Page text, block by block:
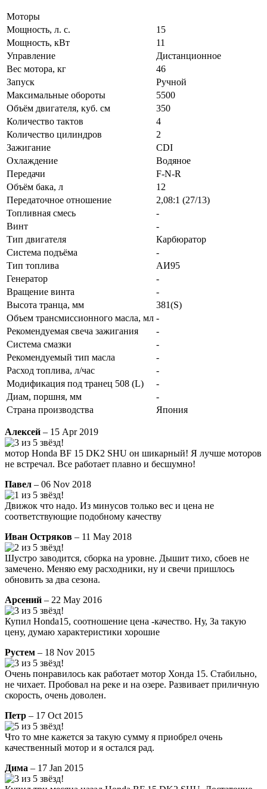
Моторы
Мощность, л. с.
15
Мощность, кВт
11
Управление
Дистанционное
Вес мотора, кг
46
Запуск
Ручной
Максимальные обороты
5500
Объём двигателя, куб. см
350
Количество тактов
4
Количество цилиндров
2
Зажигание
CDI
Охлаждение
Водяное
Передачи
F-N-R
Объём бака, л
12
Передаточное отношение
2,08:1 (27/13)
Топливная смесь
-
Винт
-
Тип двигателя
Карбюратор
Система подъёма
-
Тип топлива
АИ95
Генератор
-
Вращение винта
-
Высота транца, мм
381(S)
Объем трансмиссионного масла, мл -
Рекомендуемая свеча зажигания
-
Система смазки
-
Рекомендуемый тип масла
-
Расход топлива, л/час
-
Модификация под транец 508 (L)
-
Диам, поршня, мм
-
Страна производства
Япония
Алексей – 15 Apr 2019
мотор Honda BF 15 DK2 SHU он шикарный! Я лучше моторов
не встречал. Все работает плавно и бесшумно!
Павел – 06 Nov 2018
Движок что надо. Из минусов только вес и цена не
соответствующие подобному качеству
Иван Остряков – 11 May 2018
Шустро заводится, сборка на уровне. Дышит тихо, сбоев не
замечено. Меняю ему расходники, ну и свечи пришлось
обновить за два сезона.
Арсений – 22 May 2016
Купил Honda15, соотношение цена -качество. Ну, За такую
цену, думаю характеристики хорошие
Рустем – 18 Nov 2015
Очень понравилось как работает мотор Хонда 15. Стабильно,
не чихает. Пробовал на реке и на озере. Развивает приличную
скорость, очень доволен.
Петр – 17 Oct 2015
Что то мне кажется за такую сумму я приобрел очень
качественный мотор и я остался рад.
Дима – 17 Jan 2015